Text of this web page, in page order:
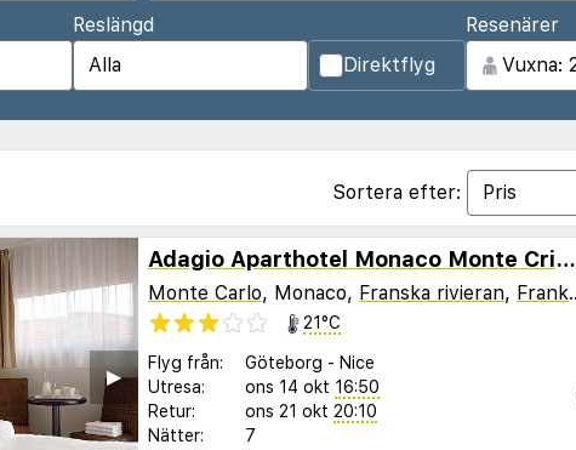
Reslängd
Direktflyg
Resenärer
Sortera efter:
▶︎
Adagio Aparthotel Monaco Monte Cristo
Monte Carlo, Monaco, Franska rivieran, Frankrike
21°C
Flyg från: Göteborg - Nice
Utresa:
ons 14 okt 16:50
Retur:
ons 21 okt 20:10
Nätter:
7